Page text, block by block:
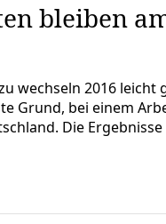
bleiben
wechseln 2016
Grund, bei einem
Die